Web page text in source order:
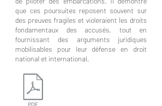
que ces poursuites reposent souvent sur
des preuves fragiles et violeraient les droits
fondamentaux des accusés, tout en
fournissant des arguments juridiques
mobilisables pour leur défense en droit
national et international.